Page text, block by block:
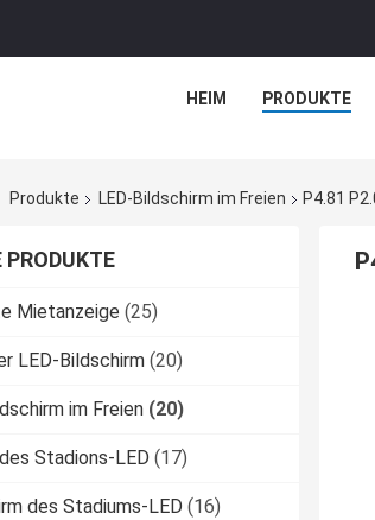
HEIM PRODUKTE
Produkte LED-Bildschirm im Freien P4.81
PRODUKTE
Mietanzeige (25)
LED-Bildschirm (20)
im Freien (20)
Stadions-LED (17)
des Stadiums-LED (16)